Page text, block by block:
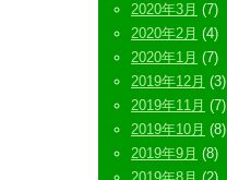
2020年3月 (7)
2020年2月 (4)
2020年1月 (7)
2019年12月 (3)
2019年11月 (7)
2019年10月 (8)
2019年9月 (8)